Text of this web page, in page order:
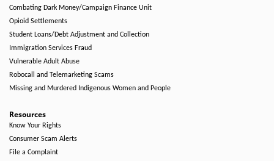
Combating Dark Money/Campaign Finance Unit
Opioid Settlements
Student Loans/Debt Adjustment and Collection
Immigration Services Fraud
Vulnerable Adult Abuse
Robocall and Telemarketing Scams
Missing and Murdered Indigenous Women and People
Resources
Know Your Rights
Consumer Scam Alerts
File a Complaint